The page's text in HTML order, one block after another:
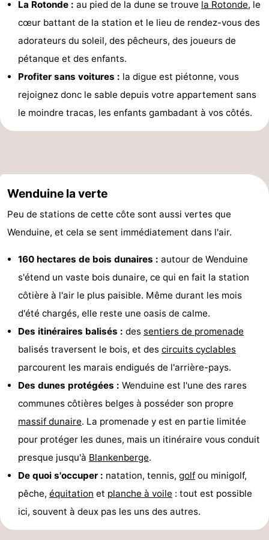
Het
Knokke-
Blankenberge
-
Coq
Bredene
-
Westende
Météo
Contact
La Rotonde : au pied de la dune se trouve la Rotonde, le
cœur battant de la station et le lieu de rendez-vous des
adorateurs du soleil, des pêcheurs, des joueurs de
pétanque et des enfants.
Profiter sans voitures : la digue est piétonne, vous
rejoignez donc le sable depuis votre appartement sans
le moindre tracas, les enfants gambadant à vos côtés.
Wenduine la verte
Peu de stations de cette côte sont aussi vertes que
Wenduine, et cela se sent immédiatement dans l'air.
160 hectares de bois dunaires : autour de Wenduine
s'étend un vaste bois dunaire, ce qui en fait la station
côtière à l'air le plus paisible. Même durant les mois
d'été chargés, elle reste une oasis de calme.
Des itinéraires balisés : des sentiers de promenade
balisés traversent le bois, et des circuits cyclables
parcourent les marais endigués de l'arrière-pays.
Des dunes protégées : Wenduine est l'une des rares
communes côtières belges à posséder son propre
massif dunaire. La promenade y est en partie limitée
pour protéger les dunes, mais un itinéraire vous conduit
presque jusqu'à Blankenberge.
De quoi s'occuper : natation, tennis, golf ou minigolf,
pêche, équitation et planche à voile : tout est possible
ici, souvent à deux pas les uns des autres.